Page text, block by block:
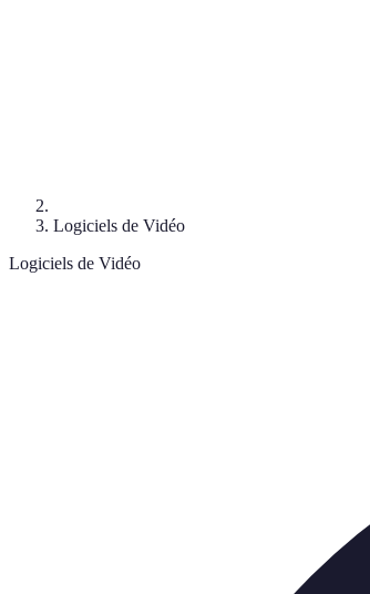
Logiciels de Vidéo
Logiciels de Vidéo